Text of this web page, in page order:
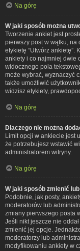
Na górę
W jaki sposób można
Tworzenie ankiet jest
pierwszy post w wątku,
etykietę “Utwórz ankietę”.
ankiety i co najmniej dwie
widocznego pola
może wybrać, wyznaczyć
także umożliwić
widzisz etykiety,
Na górę
Dlaczego nie można
Limit opcji w ankiecie jest
że potrzebujesz wstawić
administratorem witryny.
Na górę
W jaki sposób zmienić
Podobnie, jak posty,
moderatorów lub
zmiany pierwszego posta
Jeśli nikt jeszcze nie
zmienić jej opcje.
moderatorzy lub
modyfikowaniu ankiety w